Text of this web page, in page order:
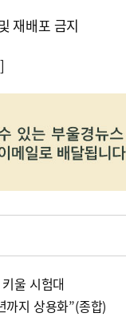
재배포 금지
울 시험대
지 상용화”(종합)